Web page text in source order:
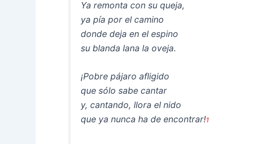
Ya remonta con su queja,
ya pía por el camino
donde deja en el espino
su blanda lana la oveja.
¡Pobre pájaro afligido
que sólo sabe cantar
y, cantando, llora el nido
que ya nunca ha de encontrar!1